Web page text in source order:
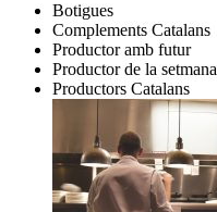
Botigues
Complements Catalans
Productor amb futur
Productor de la setmana
Productors Catalans